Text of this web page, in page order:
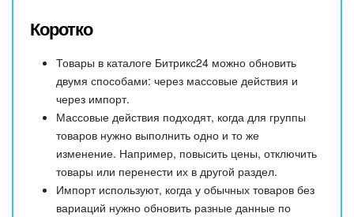
Коротко
Товары в каталоге Битрикс24 можно обновить
двумя способами: через массовые действия и
через импорт.
Массовые действия подходят, когда для группы
товаров нужно выполнить одно и то же
изменение. Например, повысить цены, отключить
товары или перенести их в другой раздел.
Импорт используют, когда у обычных товаров без
вариаций нужно обновить разные данные по